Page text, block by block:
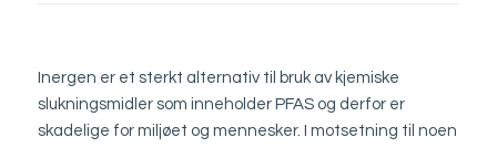
Inergen er et sterkt alternativ til bruk av kjemiske
slukningsmidler som inneholder PFAS og derfor er
skadelige for miljøet og mennesker. I motsetning til noen